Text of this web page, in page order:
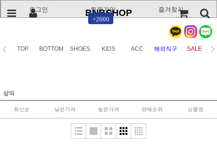
로그인
+2000
회원가입 즐겨찾기
BNBSHOP
TOP BOTTOM SHOES KIDS ACC 해외직구 SALE
상의
최신순 낮은가격 높은가격 판매순위 상품명